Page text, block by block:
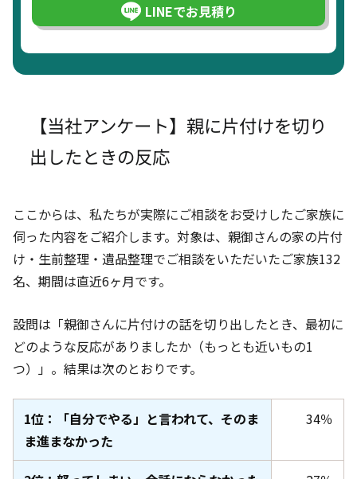
LINEでお見積り
【当社アンケート】親に片付けを切り
出したときの反応
ここからは、私たちが実際にご相談をお受けしたご家族に
伺った内容をご紹介します。対象は、親御さんの家の片付
け・生前整理・遺品整理でご相談をいただいたご家族132
名、期間は直近6ヶ月です。
設問は「親御さんに片付けの話を切り出したとき、最初に
どのような反応がありましたか（もっとも近いもの1
つ）」。結果は次のとおりです。
1位：「自分でやる」と言われて、そのま
ま進まなかった
34％